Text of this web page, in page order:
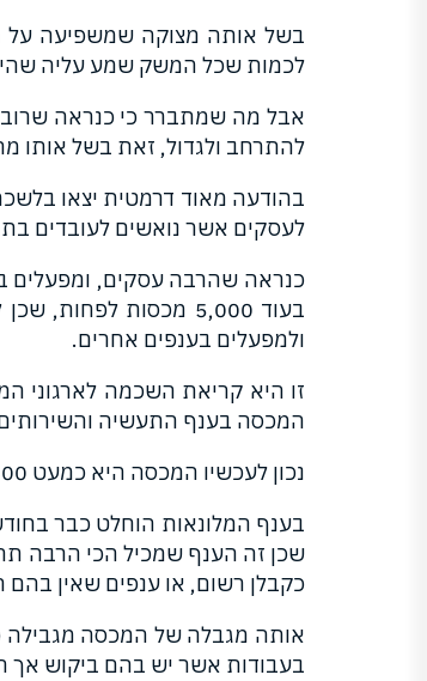
בשל אותה מצוקה שמשפיעה על
לכמות שכל המשק שמע עליה שהיא עד ל
אבל מה שמתברר כי כנראה
להתרחב ולגדול, זאת בשל אותו
לעסקים אשר נואשים לעובדים
כנראה שהרבה עסקים, ומפעלים
בעוד 5,000 מכסות
ולמפעלים בענפים אחרים.
זו היא קריאת השכמה לארגוני
המכסה בענף התעשיה
נכון לעכשיו המכסה היא כמעט 4,500 היתר, אשר ניתנים לפי שיטת כל הקודם זוכה, ושהמכסה הינה "שייכת" לעובד בענף התעשיה והשירותים.
שכן זה הענף שמכיל הכי הרבה
כקבלן רשום, או ענפים שאין בהם
אותה מגבלה של המכסה מגבילה
בעבודות אשר יש בהם ביקוש אך